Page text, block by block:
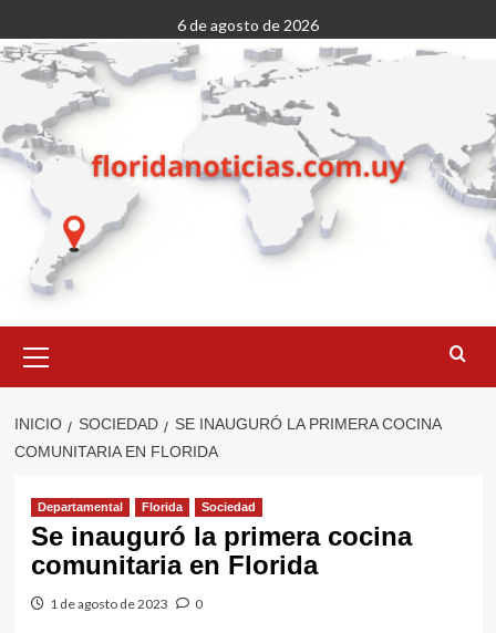
al
contenido
6 de agosto de 2026
primario
INICIO SOCIEDAD
SE INAUGURÓ LA PRIMERA COCINA
COMUNITARIA EN FLORIDA
Departamental Florida Sociedad
Se inauguró la primera cocina
comunitaria en Florida
1 de agosto de 2023 0